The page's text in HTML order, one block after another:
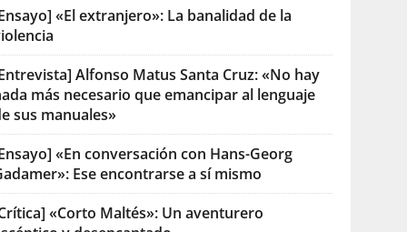
«El extranjero»: La banalidad de la
Alfonso Matus Santa Cruz: «No hay
más necesario que emancipar al lenguaje
sus manuales»
«En conversación con Hans-Georg
Ese encontrarse a sí mismo
«Corto Maltés»: Un aventurero